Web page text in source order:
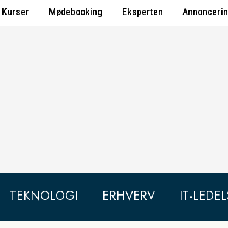
Kurser Mødebooking Eksperten
TEKNOLOGI ERHVERV IT-